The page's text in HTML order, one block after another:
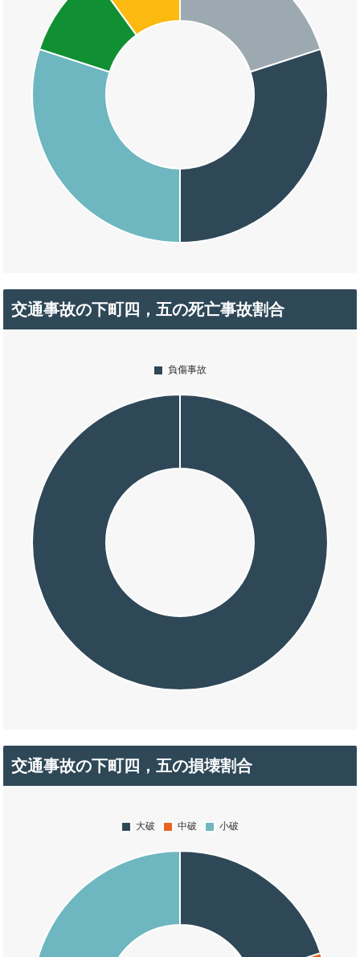
交通事故の下町四，五の死亡事故割合
交通事故の下町四，五の損壊割合